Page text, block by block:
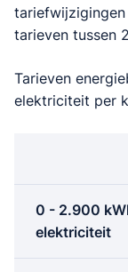
tarieven tussen
Tarieven
elektriciteit per
0 - 2.900
elektriciteit